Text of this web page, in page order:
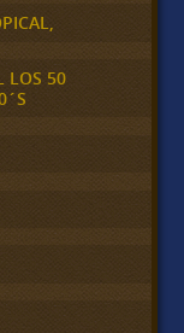
LOS 50